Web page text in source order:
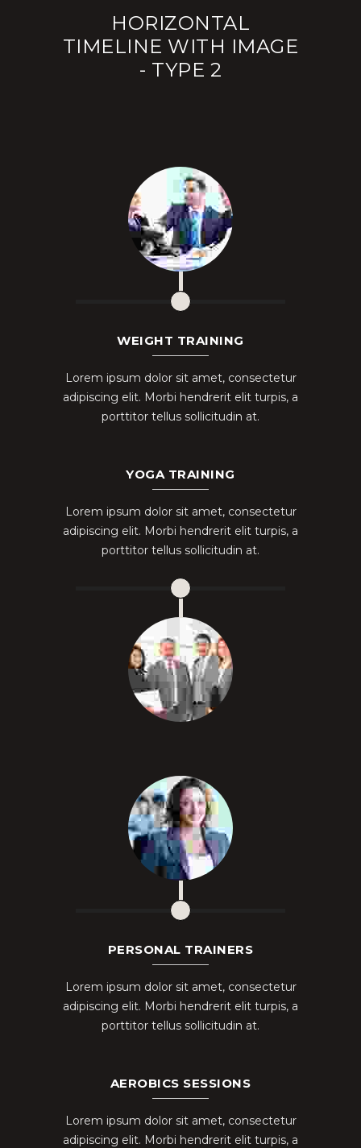
HORIZONTAL
TIMELINE WITH IMAGE
- TYPE 2
WEIGHT TRAINING
Lorem ipsum dolor sit amet, consectetur
adipiscing elit. Morbi hendrerit elit turpis, a
porttitor tellus sollicitudin at.
YOGA TRAINING
Lorem ipsum dolor sit amet, consectetur
adipiscing elit. Morbi hendrerit elit turpis, a
porttitor tellus sollicitudin at.
PERSONAL TRAINERS
Lorem ipsum dolor sit amet, consectetur
adipiscing elit. Morbi hendrerit elit turpis, a
porttitor tellus sollicitudin at.
AEROBICS SESSIONS
Lorem ipsum dolor sit amet, consectetur
adipiscing elit. Morbi hendrerit elit turpis, a